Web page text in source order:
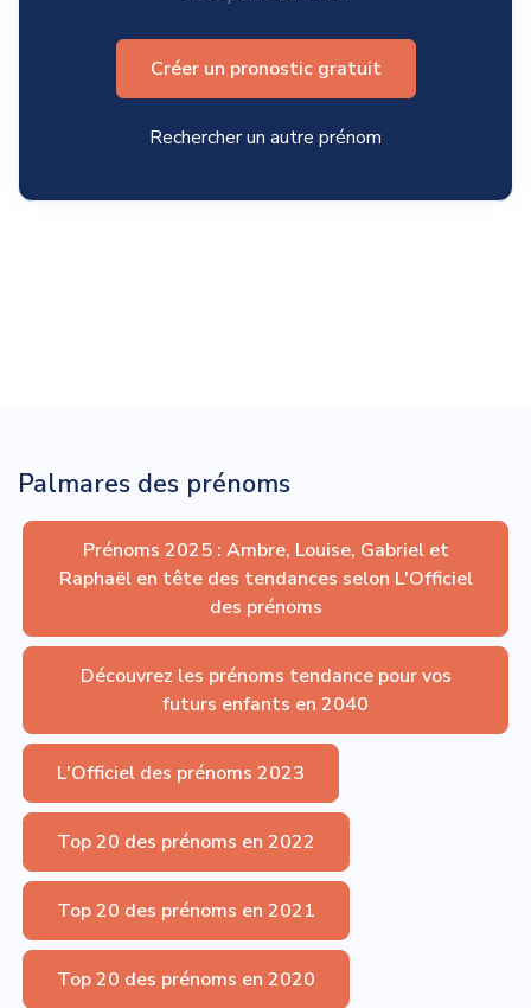
Créer un pronostic gratuit
Rechercher un autre prénom
Palmares des prénoms
Prénoms 2025 : Ambre, Louise, Gabriel et
Raphaël en tête des tendances selon L'Officiel
des prénoms
Découvrez les prénoms tendance pour vos
futurs enfants en 2040
L'Officiel des prénoms 2023
Top 20 des prénoms en 2022
Top 20 des prénoms en 2021
Top 20 des prénoms en 2020